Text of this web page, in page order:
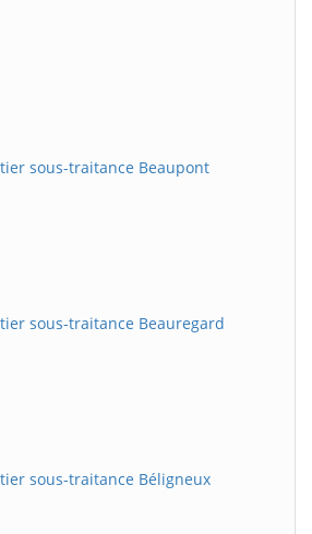
sous-traitance Beaupont
sous-traitance Beauregard
sous-traitance Béligneux